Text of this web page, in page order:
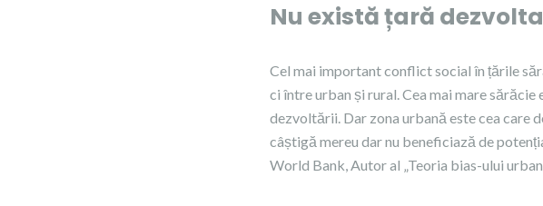
Nu există țară
Cel mai important conflict social în țările
ci între urban și rural. Cea mai mare
dezvoltării. Dar zona urbană este cea care
câștigă mereu dar nu beneficiază de
World Bank, Autor al „Teoria bias-ului